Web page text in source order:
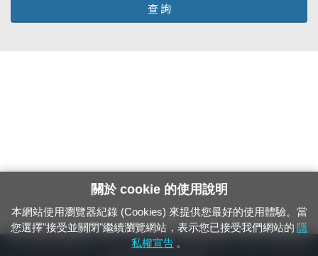
查 詢
24小時緊急通報電話：1933（市話、手機，僅限發現軌道、平交道、橋樑及隧
關於 cookie 的使用說明
本網站使用瀏覽器紀錄 (Cookies) 來提供您最好的使用體驗。當
您選擇"接受並關閉"繼續瀏覽網站，表示您已接受我們網站的 隱
私權宣告 。